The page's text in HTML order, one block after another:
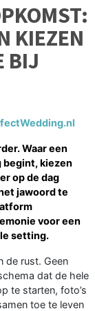
KIEZEN
BIJ
Waar een
begint, kiezen
op de dag
jawoord te
voor een
setting.
de rust. Geen
dat de hele
te starten, foto’s
toe te leven